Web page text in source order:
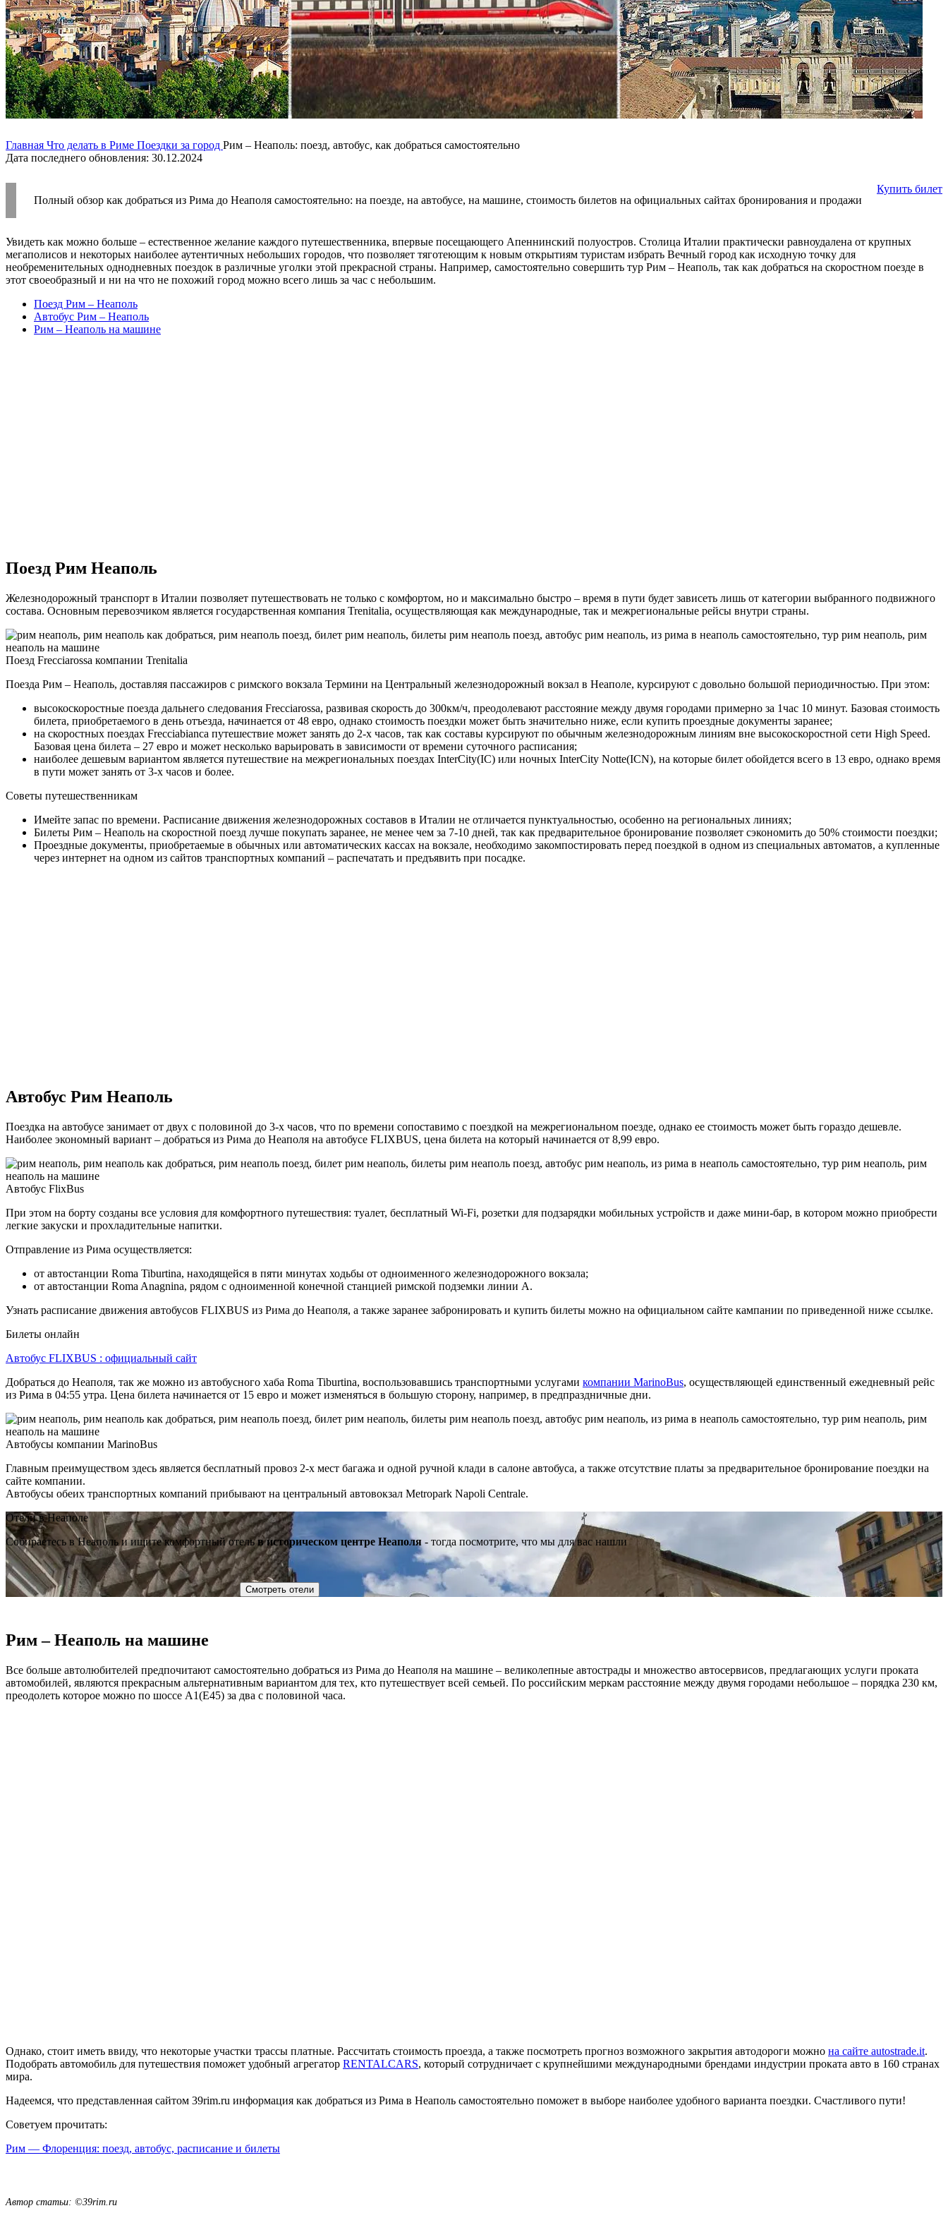
Главная Что делать в Риме Поездки за город Рим – Неаполь: поезд, автобус, как добраться самостоятельно
Дата последнего обновления: 30.12.2024
Полный обзор как добраться из Рима до Неаполя самостоятельно: на поезде, на автобусе, на машине, стоимость билетов на официальных сайтах бронирования и продажи
Купить билет
Увидеть как можно больше – естественное желание каждого путешественника, впервые посещающего Апеннинский полуостров. Столица Италии практически равноудалена от крупных
мегаполисов и некоторых наиболее аутентичных небольших городов, что позволяет тяготеющим к новым открытиям туристам избрать Вечный город как исходную точку для
необременительных однодневных поездок в различные уголки этой прекрасной страны. Например, самостоятельно совершить тур Рим – Неаполь, так как добраться на скоростном поезде в
этот своеобразный и ни на что не похожий город можно всего лишь за час с небольшим.
Поезд Рим – Неаполь
Автобус Рим – Неаполь
Рим – Неаполь на машине
Поезд Рим Неаполь
Железнодорожный транспорт в Италии позволяет путешествовать не только с комфортом, но и максимально быстро – время в пути будет зависеть лишь от категории выбранного подвижного
состава. Основным перевозчиком является государственная компания Trenitalia, осуществляющая как международные, так и межрегиональные рейсы внутри страны.
Поезд Frecciarossa компании Trenitalia
Поезда Рим – Неаполь, доставляя пассажиров с римского вокзала Термини на Центральный железнодорожный вокзал в Неаполе, курсируют с довольно большой периодичностью. При этом:
высокоскоростные поезда дальнего следования Frecciarossa, развивая скорость до 300км/ч, преодолевают расстояние между двумя городами примерно за 1час 10 минут. Базовая стоимость
билета, приобретаемого в день отъезда, начинается от 48 евро, однако стоимость поездки может быть значительно ниже, если купить проездные документы заранее;
на скоростных поездах Frecciabianca путешествие может занять до 2-х часов, так как составы курсируют по обычным железнодорожным линиям вне высокоскоростной сети High Speed.
Базовая цена билета – 27 евро и может несколько варьировать в зависимости от времени суточного расписания;
наиболее дешевым вариантом является путешествие на межрегиональных поездах InterCity(IC) или ночных InterCity Notte(ICN), на которые билет обойдется всего в 13 евро, однако время
в пути может занять от 3-х часов и более.
Советы путешественникам
Имейте запас по времени. Расписание движения железнодорожных составов в Италии не отличается пунктуальностью, особенно на региональных линиях;
Билеты Рим – Неаполь на скоростной поезд лучше покупать заранее, не менее чем за 7-10 дней, так как предварительное бронирование позволяет сэкономить до 50% стоимости поездки;
Проездные документы, приобретаемые в обычных или автоматических кассах на вокзале, необходимо закомпостировать перед поездкой в одном из специальных автоматов, а купленные
через интернет на одном из сайтов транспортных компаний – распечатать и предъявить при посадке.
Автобус Рим Неаполь
Поездка на автобусе занимает от двух с половиной до 3-х часов, что по времени сопоставимо с поездкой на межрегиональном поезде, однако ее стоимость может быть гораздо дешевле.
Наиболее экономный вариант – добраться из Рима до Неаполя на автобусе FLIXBUS, цена билета на который начинается от 8,99 евро.
Автобус FlixBus
При этом на борту созданы все условия для комфортного путешествия: туалет, бесплатный Wi-Fi, розетки для подзарядки мобильных устройств и даже мини-бар, в котором можно приобрести
легкие закуски и прохладительные напитки.
Отправление из Рима осуществляется:
от автостанции Roma Tiburtina, находящейся в пяти минутах ходьбы от одноименного железнодорожного вокзала;
от автостанции Roma Anagnina, рядом с одноименной конечной станцией римской подземки линии А.
Узнать расписание движения автобусов FLIXBUS из Рима до Неаполя, а также заранее забронировать и купить билеты можно на официальном сайте кампании по приведенной ниже ссылке.
Билеты онлайн
Автобус FLIXBUS : официальный сайт
Добраться до Неаполя, так же можно из автобусного хаба Roma Tiburtina, воспользовавшись транспортными услугами компании MarinoBus, осуществляющей единственный ежедневный рейс
из Рима в 04:55 утра. Цена билета начинается от 15 евро и может изменяться в большую сторону, например, в предпраздничные дни.
Автобусы компании MarinoBus
Главным преимуществом здесь является бесплатный провоз 2-х мест багажа и одной ручной клади в салоне автобуса, а также отсутствие платы за предварительное бронирование поездки на
сайте компании.
Автобусы обеих транспортных компаний прибывают на центральный автовокзал Metropark Napoli Centrale.
Отели в Неаполе
Собираетесь в Неаполь и ищите комфортный отельв историческом центре Неаполя - тогда посмотрите, что мы для вас нашли
Смотреть отели
Рим – Неаполь на машине
Все больше автолюбителей предпочитают самостоятельно добраться из Рима до Неаполя на машине – великолепные автострады и множество автосервисов, предлагающих услуги проката
автомобилей, являются прекрасным альтернативным вариантом для тех, кто путешествует всей семьей. По российским меркам расстояние между двумя городами небольшое – порядка 230 км,
преодолеть которое можно по шоссе А1(Е45) за два с половиной часа.
Однако, стоит иметь ввиду, что некоторые участки трассы платные. Рассчитать стоимость проезда, а также посмотреть прогноз возможного закрытия автодороги можно на сайте autostrade.it.
Подобрать автомобиль для путешествия поможет удобный агрегатор RENTALCARS, который сотрудничает с крупнейшими международными брендами индустрии проката авто в 160 странах
мира.
Надеемся, что представленная сайтом 39rim.ru информация как добраться из Рима в Неаполь самостоятельно поможет в выборе наиболее удобного варианта поездки. Счастливого пути!
Советуем прочитать:
Рим — Флоренция: поезд, автобус, расписание и билеты
Автор статьи: ©39rim.ru